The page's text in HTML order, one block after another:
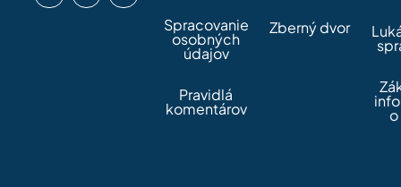
Spracovanie
osobných
údajov
Pravidlá
komentárov
Zberný dvor